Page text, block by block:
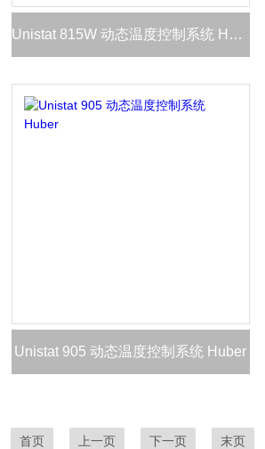
Unistat 815W 动态温度控制系统 Huber
Unistat 905 动态温度控制系统 Huber
首页 上一页 下一页 末页